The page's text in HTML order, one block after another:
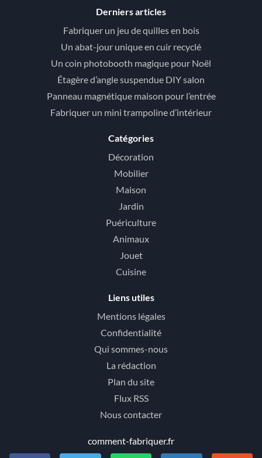
Derniers articles
Fabriquer un jeu de quilles en bois
Un abat-jour unique en cuir recyclé
Un coin photobooth magique pour Noël
Étagère d’angle suspendue DIY salon
Panneau magnétique maison pour l’entrée
Fabriquer un mini trampoline d’intérieur
Catégories
Décoration
Mobilier
Maison
Jardin
Puériculture
Animaux
Jouet
Cuisine
Liens utiles
Mentions légales
Confidentialité
Qui sommes-nous
La rédaction
Plan du site
Flux RSS
Nous contacter
comment-fabriquer.fr